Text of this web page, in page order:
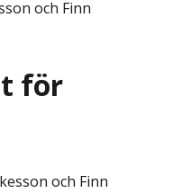
och Finn
för
och Finn